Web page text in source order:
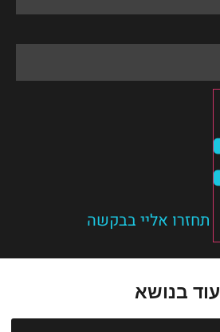
תחזרו אליי בבקשה
עוד בנושא